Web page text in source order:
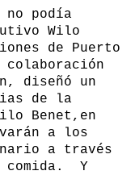
podía
Wilo
de Puerto
diseñó un
de la
Benet,en
a los
a través
comida. Y